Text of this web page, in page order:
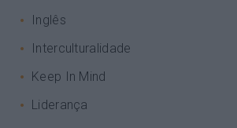
Inglês
Interculturalidade
Keep In Mind
Liderança